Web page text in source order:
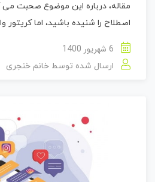
مقاله، درباره این موضوع صحبت می
اصطلاح را شنیده باشید، اما کریتور
ارسال شده توسط خانم خنجری